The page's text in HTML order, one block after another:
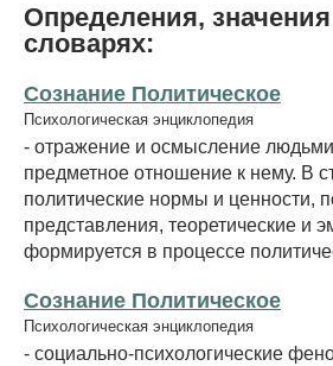
Определения,
словарях:
Сознание Политическое
Психологическая энциклопедия
- отражение и осмысление
предметное отношение к нему. В
политические нормы и ценности,
представления, теоретические и
формируется в процессе
Сознание Политическое
Психологическая энциклопедия
- социально-психологические